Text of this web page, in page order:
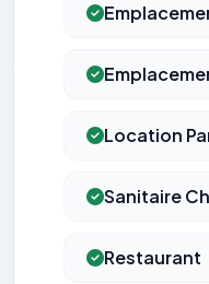
Location
Sanitaire
Restaurant